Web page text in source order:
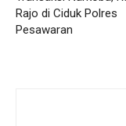
Rajo di Ciduk Polres
Pesawaran